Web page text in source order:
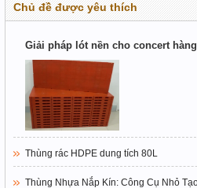
Chủ đề được yêu thích
Giải pháp lót nền cho concert
Thùng rác HDPE dung tích 80L
Thùng Nhựa Nắp Kín: Công Cụ Nhỏ